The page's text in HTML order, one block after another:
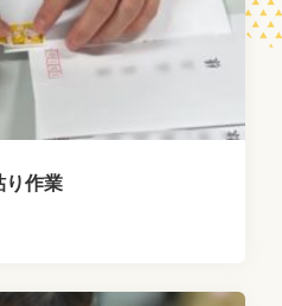
り作業